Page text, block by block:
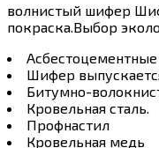
волнистый шифер
покраска.Выбор
Шифер
Битумно-
Кровельная сталь.
Профнастил
Кровельная медь